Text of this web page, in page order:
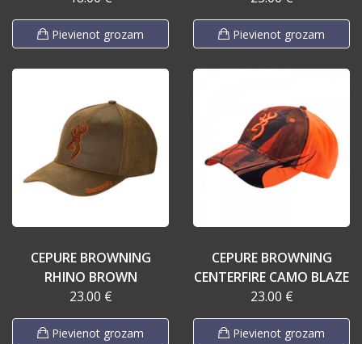
Pievienot grozam Pievienot grozam
CEPURE BROWNING
RHINO BROWN
23.00 €
Pievienot grozam
CEPURE BROWNING
CENTERFIRE CAMO BLAZE
23.00 €
Pievienot grozam